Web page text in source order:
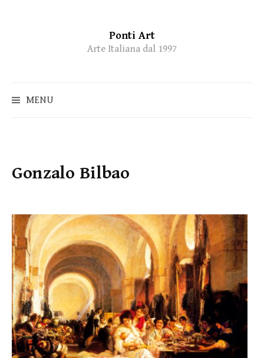
Ponti Art
Arte Italiana dal 1997
MENU
Gonzalo Bilbao